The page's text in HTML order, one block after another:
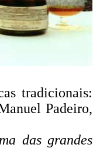
tradicionais:
Padeiro,
das grandes